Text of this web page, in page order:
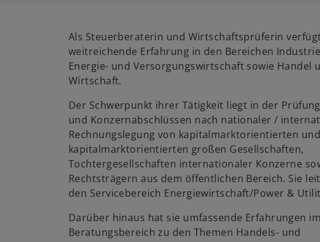
n
e
i
r
n
e
e
n
R
g
Als Steuerberaterin und Wirtschaftsprüferin
weitreichende Erfahrung in den Bereichen
Energie- und Versorgungswirtschaft sowie Handel
Wirtschaft.
Der Schwerpunkt ihrer Tätigkeit liegt in der
und Konzernabschlüssen nach nationaler /
Rechnungslegung von kapitalmarktorientierten
kapitalmarktorientierten großen Gesellschaften,
Tochtergesellschaften internationaler Konzerne
Rechtsträgern aus dem öffentlichen Bereich. Sie
den Servicebereich Energiewirtschaft/Power &
Darüber hinaus hat sie umfassende Erfahrungen im
Beratungsbereich zu den Themen Handels- und